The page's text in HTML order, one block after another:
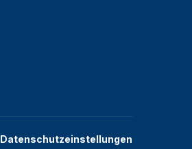
Datenschutzeinstellungen